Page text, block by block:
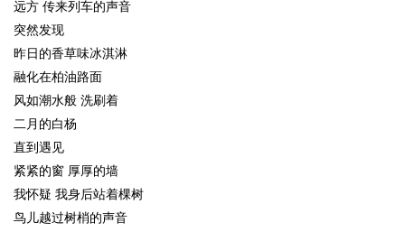
远方 传来列车的声音
突然发现
昨日的香草味冰淇淋
融化在柏油路面
风如潮水般 洗刷着
二月的白杨
直到遇见
紧紧的窗 厚厚的墙
我怀疑 我身后站着棵树
鸟儿越过树梢的声音